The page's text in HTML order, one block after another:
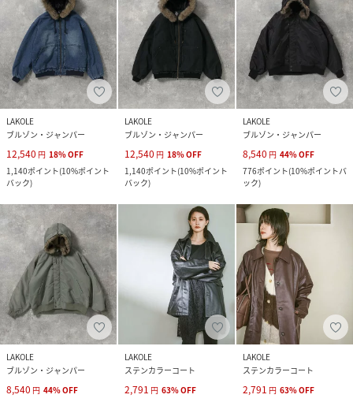
LAKOLE
ブルゾン・ジャンパー
12,540 円 18%OFF
1,140ポイント(10%ポイント
バック)
LAKOLE
ブルゾン・ジャンパー
12,540 円 18%OFF
1,140ポイント(10%ポイント
バック)
LAKOLE
ブルゾン・ジャンパー
8,540 円 44%OFF
776ポイント(10%ポイントバ
ック)
LAKOLE
ブルゾン・ジャンパー
8,540 円 44%OFF
LAKOLE
ステンカラーコート
2,791 円 63%OFF
LAKOLE
ステンカラーコート
2,791 円 63%OFF